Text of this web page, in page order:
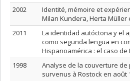
2002
Identité, mémoire et
Milan Kundera, Herta Müller
2011
La identidad autóctona y el
como segunda lengua en
Hispanoamérica : el caso de
1998
Analyse de la couverture
survenus à Rostock en août